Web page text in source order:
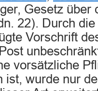
Gesetz über
22). Durch
Vorschrift
vorsätzliche
ist, wurde nur